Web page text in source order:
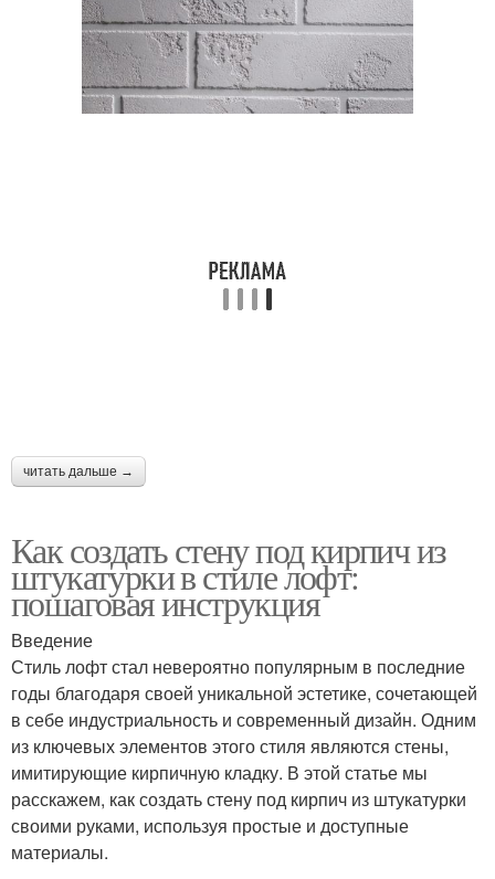
Руки из штукатурки Стены из штукатурки
читать дальше →
Как создать стену под кирпич из
штукатурки в стиле лофт:
пошаговая инструкция
Введение
Стиль лофт стал невероятно популярным в последние
годы благодаря своей уникальной эстетике, сочетающей
в себе индустриальность и современный дизайн. Одним
из ключевых элементов этого стиля являются стены,
имитирующие кирпичную кладку. В этой статье мы
расскажем, как создать стену под кирпич из штукатурки
своими руками, используя простые и доступные
материалы.